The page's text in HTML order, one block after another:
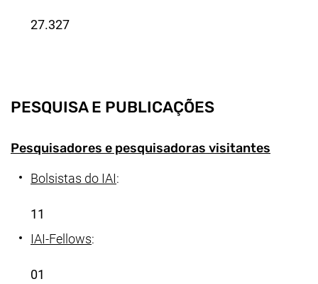
27.327
PESQUISA E PUBLICAÇÕES
Pesquisadores e pesquisadoras visitantes
Bolsistas do IAI:
11
IAI-Fellows:
01